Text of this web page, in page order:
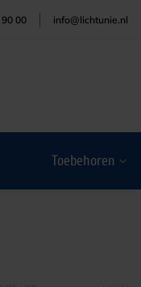
90 00 info@lichtunie.nl
Toebehoren